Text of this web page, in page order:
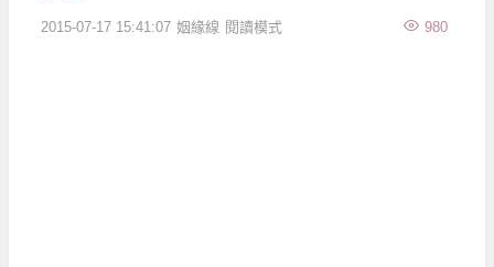
2015-07-17 15:41:07 姻緣線 980
閱讀模式